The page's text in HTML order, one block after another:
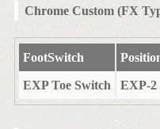
Chrome Custom (FX
FootSwitch
EXP Toe Switch EXP-2